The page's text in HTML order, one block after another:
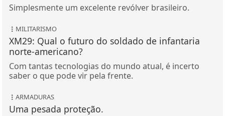
Simplesmente um excelente revólver brasileiro.
MILITARISMO
XM29: Qual o futuro do soldado de infantaria
norte-americano?
Com tantas tecnologias do mundo atual, é incerto
saber o que pode vir pela frente.
ARMADURAS
Uma pesada proteção.